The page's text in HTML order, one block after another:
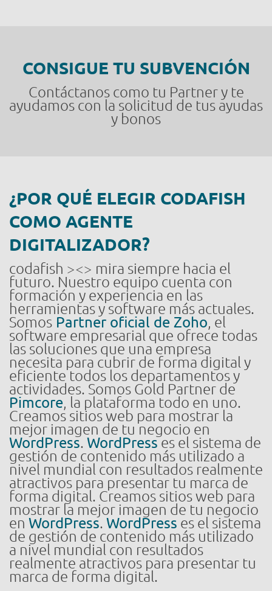
CONSIGUE TU SUBVENCIÓN
Contáctanos como tu Partner y te
ayudamos con la solicitud de tus ayudas
y bonos
¿POR QUÉ ELEGIR CODAFISH
COMO AGENTE
DIGITALIZADOR?
codafish ><> mira siempre hacia el
futuro. Nuestro equipo cuenta con
formación y experiencia en las
herramientas y software más actuales.
Somos Partner oficial de Zoho, el
software empresarial que ofrece todas
las soluciones que una empresa
necesita para cubrir de forma digital y
eficiente todos los departamentos y
actividades. Somos Gold Partner de
Pimcore, la plataforma todo en uno.
Creamos sitios web para mostrar la
mejor imagen de tu negocio en
WordPress. WordPress es el sistema de
gestión de contenido más utilizado a
nivel mundial con resultados realmente
atractivos para presentar tu marca de
forma digital. Creamos sitios web para
mostrar la mejor imagen de tu negocio
en WordPress. WordPress es el sistema
de gestión de contenido más utilizado
a nivel mundial con resultados
realmente atractivos para presentar tu
marca de forma digital.